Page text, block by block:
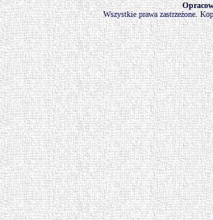
Wszystkie prawa zastrzeżone.